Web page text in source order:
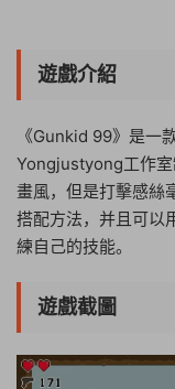
遊戲介紹
《Gunkid 99》是一
Yongjustyong工作
畫風，但是打擊感絲
搭配方法，并且可以
練自己的技能。
遊戲截圖